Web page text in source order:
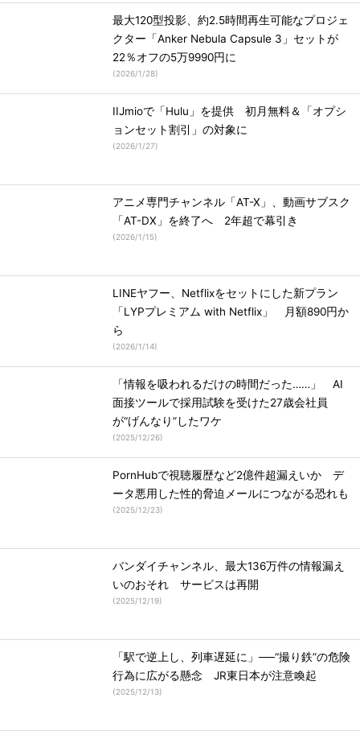
最大120型投影、約2.5時間再生可能なプロジェ
クター「Anker Nebula Capsule 3」セットが
22％オフの5万9990円に
(2026/1/28)
IIJmioで「Hulu」を提供 初月無料＆「オプシ
ョンセット割引」の対象に
(2026/1/27)
アニメ専門チャンネル「AT-X」、動画サブスク
「AT-DX」を終了へ 2年超で幕引き
(2026/1/15)
LINEヤフー、Netflixをセットにした新プラン
「LYPプレミアム with Netflix」 月額890円か
ら
(2026/1/14)
「情報を吸われるだけの時間だった……」 AI
面接ツールで採用試験を受けた27歳会社員
が“げんなり”したワケ
(2025/12/26)
PornHubで視聴履歴など2億件超漏えいか デ
ータ悪用した性的脅迫メールにつながる恐れも
(2025/12/23)
バンダイチャンネル、最大136万件の情報漏え
いのおそれ サービスは再開
(2025/12/19)
「駅で逆上し、列車遅延に」──“撮り鉄”の危険
行為に広がる懸念 JR東日本が注意喚起
(2025/12/13)